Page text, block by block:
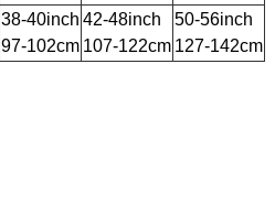
38-40inch
97-102cm
42-48inch
107-122cm
50-56inch
127-142cm